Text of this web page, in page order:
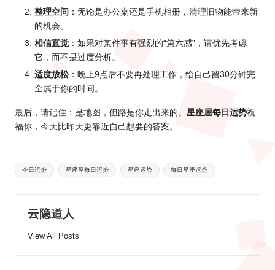
整理空间 ：无论是办公桌还是手机相册，清理旧物能带来新
的机会。
相信直觉 ：如果对某件事有强烈的“第六感”，请优先考虑
它，而不是过度分析。
适度放松：晚上9点后不要再处理工作，给自己留30分钟完
全属于你的时间。
最后，请记住：是地图，但路是你走出来的。 星座屋每日运势祝
福你，今天比昨天更靠近自己想要的答案。
Tags:
今日运势 星座屋每日运势 星座运势 每日星座运势
云隐道人
View All Posts